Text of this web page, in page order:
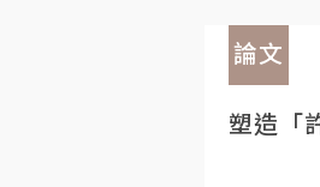
論文
塑造「